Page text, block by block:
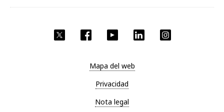
Twitter Facebook YouTube LinkedIn
Mapa del web
Privacidad
Nota legal